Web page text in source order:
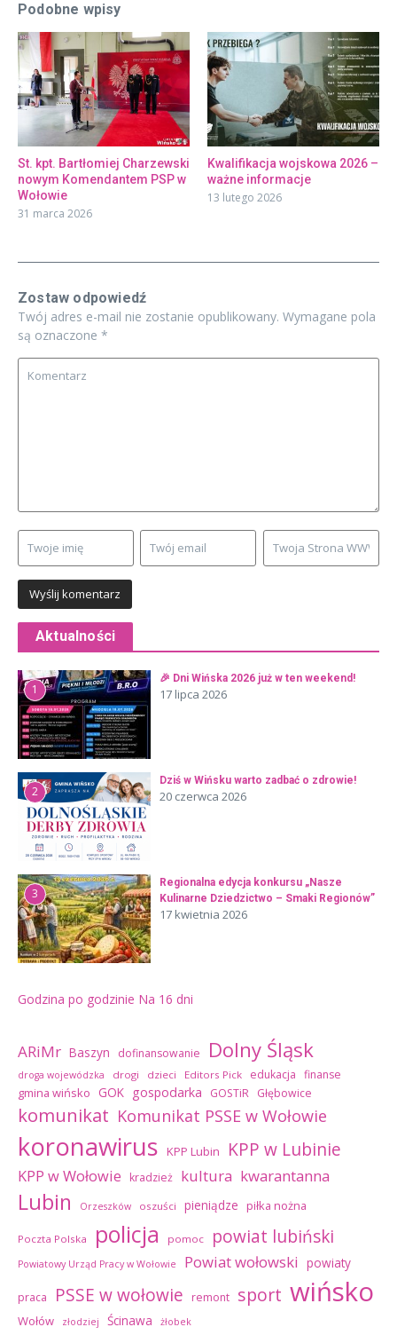
Podobne wpisy
St. kpt. Bartłomiej Charzewski
nowym Komendantem PSP w
Wołowie
31 marca 2026
Kwalifikacja wojskowa 2026 –
ważne informacje
13 lutego 2026
Zostaw odpowiedź
Twój adres e-mail nie zostanie opublikowany. Wymagane pola
są oznaczone *
Aktualności
1
🎉 Dni Wińska 2026 już w ten weekend!
17 lipca 2026
2
Dziś w Wińsku warto zadbać o zdrowie!
20 czerwca 2026
3
Regionalna edycja konkursu „Nasze
Kulinarne Dziedzictwo – Smaki Regionów”
17 kwietnia 2026
Godzina po godzinie Na 16 dni
ARiMr Baszyn dofinansowanie Dolny Śląsk
droga wojewódzka drogi dzieci Editors Pick edukacja finanse
gmina wińsko GOK gospodarka GOSTiR Głębowice
komunikat Komunikat PSSE w Wołowie
koronawirus KPP Lubin KPP w Lubinie
KPP w Wołowie kradzież kultura kwarantanna
Lubin Orzeszków oszuści pieniądze piłka nożna
Poczta Polska policja pomoc powiat lubiński
Powiatowy Urząd Pracy w Wołowie Powiat wołowski powiaty
praca PSSE w wołowie remont sport wińsko
Wołów złodziej Ścinawa żłobek